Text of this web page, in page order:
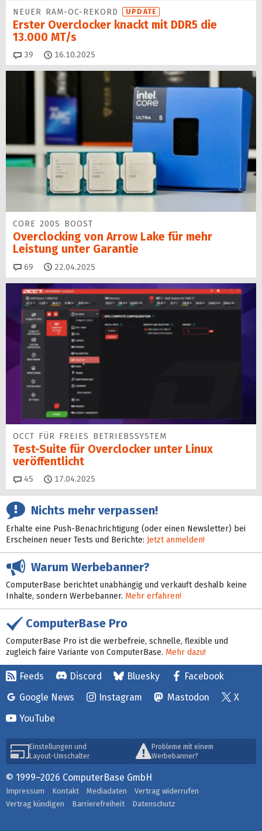
NEUER RAM-OC-REKORD UPDATE
Erster Overclocker knackt mit DDR5 die
13.000 MT/s
39 Kommentare
16.10.2025
CORE 200S BOOST
Overclocking von Arrow Lake für mehr
Leistung unter Garantie
69 Kommentare
22.04.2025
OCCT FÜR FREIES BETRIEBSSYSTEM
Test-Suite für Overclocker unter Linux
veröffentlicht
45 Kommentare
17.04.2025
Nichts mehr verpassen!
Erhalte eine Push-Benachrichtigung (oder einen Newsletter) bei
Erscheinen neuer Tests und Berichte: Jetzt anmelden!
Warum Werbebanner?
ComputerBase berichtet unabhängig und verkauft deshalb keine
Inhalte, sondern Werbebanner. Mehr erfahren!
ComputerBase Pro
ComputerBase Pro ist die werbefreie, schnelle, flexible und
zugleich faire Variante von ComputerBase. Mehr dazu!
Feeds Discord Bluesky
Facebook
Google News
Instagram Mastodon
X
YouTube
Einstellungen und
Layout-Umschalter
Probleme mit einem
Werbebanner?
© 1999–2026 ComputerBase GmbH
Impressum Kontakt Mediadaten
Vertrag widerrufen
Vertrag kündigen
Barrierefreiheit Datenschutz